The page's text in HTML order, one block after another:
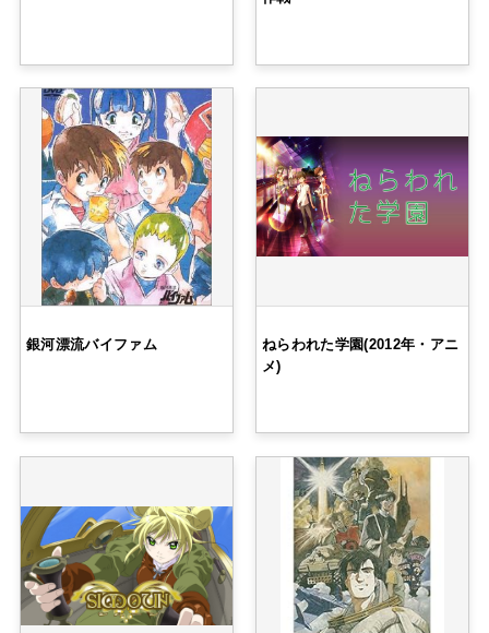
銀河漂流バイファム
ねらわれた学園(2012年・アニ
メ)